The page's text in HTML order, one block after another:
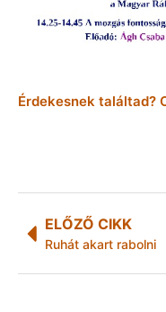
Érdekesnek találtad?
ELŐZŐ CIKK
Ruhát akart rabolni